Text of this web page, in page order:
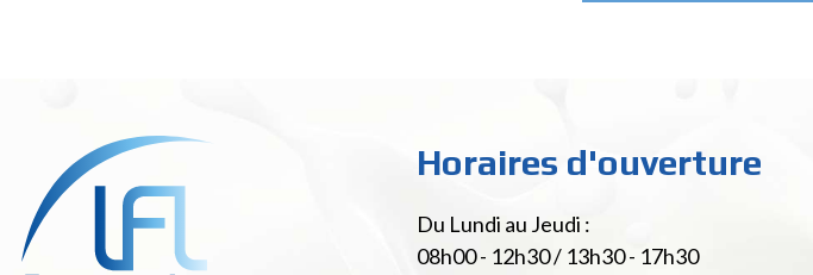
Horaires d'ouverture
Du Lundi au Jeudi :
08h00 - 12h30 / 13h30 - 17h30